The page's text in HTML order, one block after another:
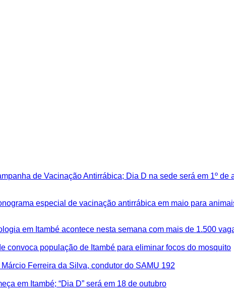
de Vacinação Antirrábica; Dia D na sede será em 1º de
especial de vacinação antirrábica em maio para
em Itambé acontece nesta semana com mais de 1.500
convoca população de Itambé para eliminar focos do mosquito
Ferreira da Silva, condutor do SAMU 192
em Itambé; “Dia D” será em 18 de outubro